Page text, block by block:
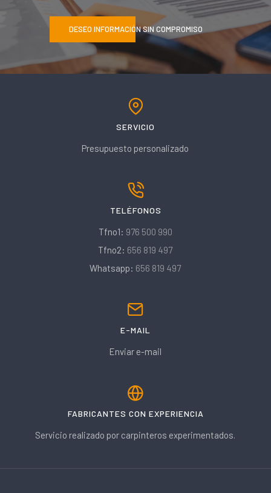
DESEO INFORMACIÓN SIN COMPROMISO
SERVICIO
Presupuesto personalizado
TELÉFONOS
Tfno1: 976 500 990
Tfno2: 656 819 497
Whatsapp: 656 819 497
E-MAIL
Enviar e-mail
FABRICANTES CON EXPERIENCIA
Servicio realizado por carpinteros experimentados.